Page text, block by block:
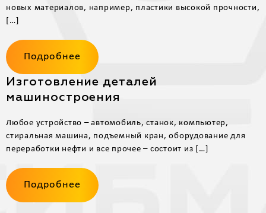
новых материалов, например, пластики высокой прочности,
[…]
Подробнее
Изготовление деталей
машиностроения
Любое устройство – автомобиль, станок, компьютер,
стиральная машина, подъемный кран, оборудование для
переработки нефти и все прочее – состоит из […]
Подробнее